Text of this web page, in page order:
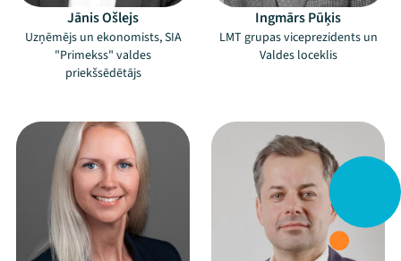
Jānis Ošlejs
Uzņēmējs un ekonomists, SIA
"Primekss" valdes
priekšsēdētājs
Ingmārs Pūķis
LMT grupas viceprezidents un
Valdes loceklis